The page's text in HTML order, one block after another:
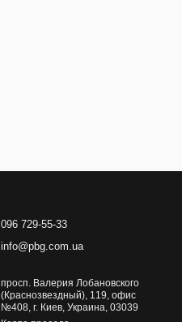
096 729-55-33
info@pbg.com.ua
просп. Валерия Лобановского
(Краснозвездный), 119, офис
№408, г. Киев, Украина, 03039